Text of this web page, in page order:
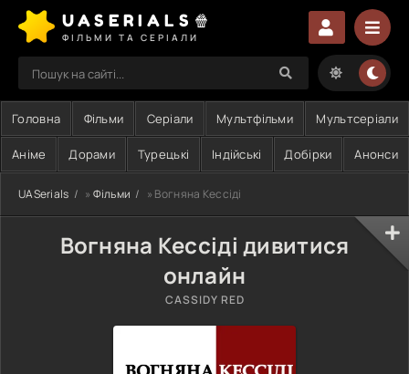
UASERIALS🍿
ФІЛЬМИ ТА СЕРІАЛИ
Головна Фільми Серіали Мультфільми Мультсеріали
Аніме Дорами Турецькі Індійські Добірки Анонси
UASerials » Фільми » Вогняна Кессіді
Вогняна Кессіді дивитися
онлайн
CASSIDY RED